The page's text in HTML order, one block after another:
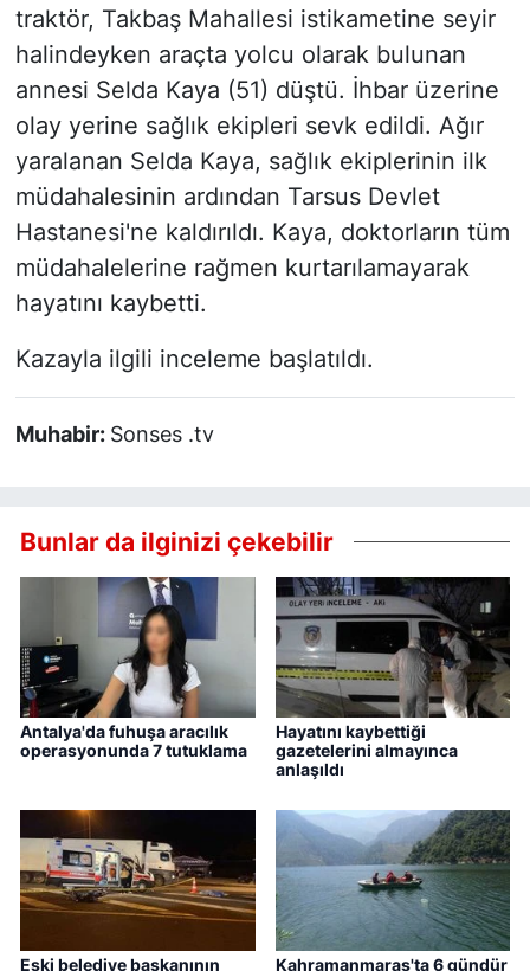
traktör, Takbaş Mahallesi istikametine seyir
halindeyken araçta yolcu olarak bulunan
annesi Selda Kaya (51) düştü. İhbar üzerine
olay yerine sağlık ekipleri sevk edildi. Ağır
yaralanan Selda Kaya, sağlık ekiplerinin ilk
müdahalesinin ardından Tarsus Devlet
Hastanesi'ne kaldırıldı. Kaya, doktorların tüm
müdahalelerine rağmen kurtarılamayarak
hayatını kaybetti.
Kazayla ilgili inceleme başlatıldı.
Muhabir: Sonses .tv
Bunlar da ilginizi çekebilir
Antalya'da fuhuşa aracılık
operasyonunda 7 tutuklama
Hayatını kaybettiği
gazetelerini almayınca
anlaşıldı
Eski belediye başkanının
Kahramanmaraş'ta 6 gündür